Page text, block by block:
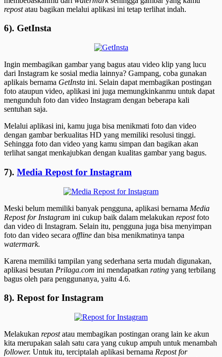
repostatau bagikan melalui aplikasi ini tetap terlihat indah.
6). GetInsta
Ingin membagikan gambar yang bagus atau video klip yang lucu
dari Instagram ke sosial media lainnya? Gampang, coba gunakan
aplikais bernama GetInsta ini. Selain dapat membagikan postingan
foto ataupun video, aplikasi ini juga memungkinkanmu untuk dapat
mengunduh foto dan video Instagram dengan beberapa kali
sentuhan saja.
Melalui aplikasi ini, kamu juga bisa menikmati foto dan video
dengan gambar berkualitas HD yang memiliki resolusi tinggi.
Sehingga foto dan video yang kamu simpan dan bagikan akan
terlihat sangat menkajubkan dengan kualitas gambar yang bagus.
7). Media Repost for Instagram
Meski belum memiliki banyak pengguna, aplikasi bernama Media
Repost for Instagram ini cukup baik dalam melakukan repostfoto
dan video di Instagram. Selain itu, pengguna juga bisa menyimpan
foto dan video secara offline dan bisa menikmatinya tanpa
watermark.
Karena memiliki tampilan yang sederhana serta mudah digunakan,
aplikasi besutan Prilaga.com ini mendapatkan rating yang terbilang
bagus oleh para penggunanya, yaitu 4.6.
8). Repost for Instagram
Melakukan repostatau membagikan postingan orang lain ke akun
kita merupakan salah satu cara yang cukup ampuh untuk menambah
follower. Untuk itu, terciptalah aplikasi bernama Repost for